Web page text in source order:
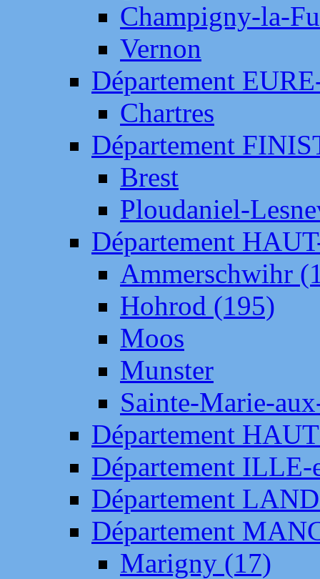
Champigny-la-
Vernon
Département
Chartres
Département
Brest
Ploudaniel-
Département
Ammerschwihr
Hohrod (195)
Moos
Munster
Sainte-Marie-
Département
Département
Département
Département
Marigny (17)